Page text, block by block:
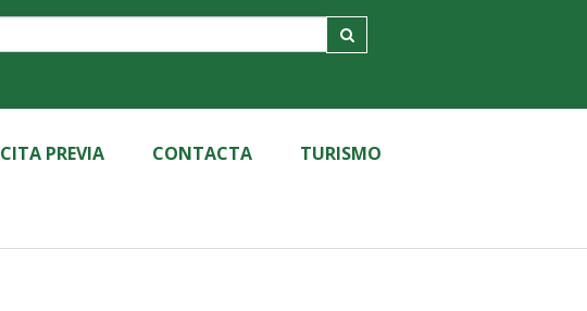
CITA PREVIA CONTACTA TURISMO